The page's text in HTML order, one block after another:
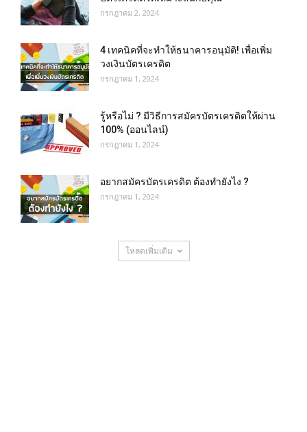
กรกฎาคม 2, 2024
4 เทคนิคที่จะทำให้ธนาคารอนุมัติ! เพื่อเพิ่ม
วงเงินบัตรเครดิต
กรกฎาคม 1, 2024
รู้หรือไม่ ? มีวิธีการสมัครบัตรเครดิตให้ผ่าน
100% (ออนไลน์)
กรกฎาคม 1, 2024
อยากสมัครบัตรเครดิต ต้องทำยังไง ?
กรกฎาคม 1, 2024
โหลดเพิ่มเติม